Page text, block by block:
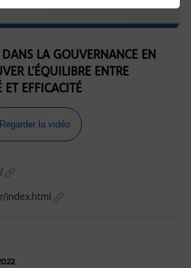
LA GOUVERNANCE EN
L’ÉQUILIBRE ENTRE
EFFICACITÉ
Regarder la vidéo
index.html